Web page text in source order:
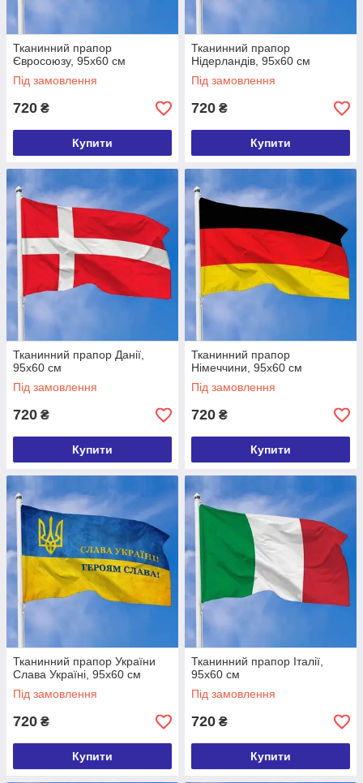
Тканинний прапор
Євросоюзу, 95х60 см
Під замовлення
720 ₴
Купити
Тканинний прапор
Нідерландів, 95х60 см
Під замовлення
720 ₴
Купити
Тканинний прапор Данії,
95х60 см
Під замовлення
720 ₴
Купити
Тканинний прапор
Німеччини, 95х60 см
Під замовлення
720 ₴
Купити
Тканинний прапор України
Слава Україні, 95х60 см
Під замовлення
720 ₴
Купити
Тканинний прапор Італії,
95х60 см
Під замовлення
720 ₴
Купити